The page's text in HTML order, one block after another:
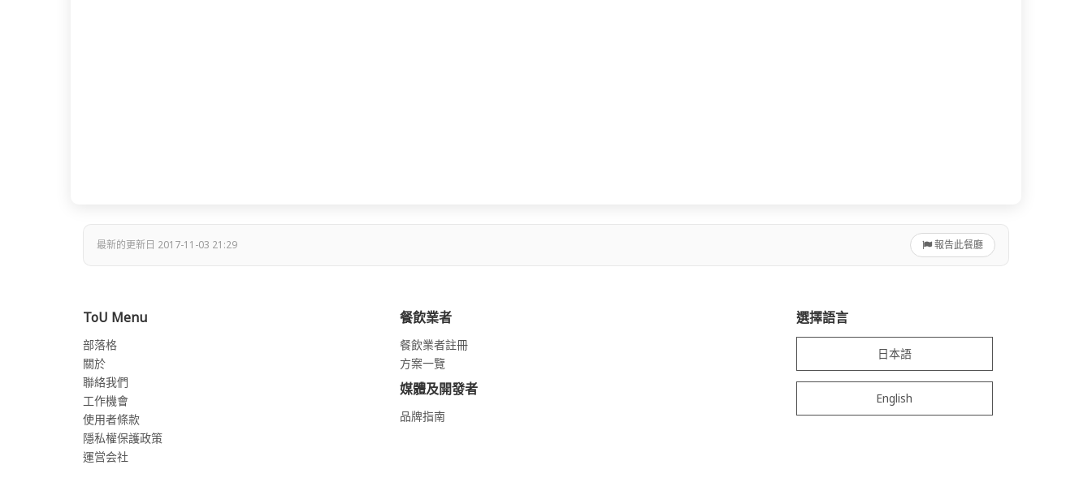
最新的更新日 2017-11-03 21:29 報告此餐廳
ToU Menu
部落格
關於
聯絡我們
工作機會
使用者條款
隱私權保護政策
運営会社
餐飲業者
餐飲業者註冊
方案一覽
媒體及開發者
品牌指南
選擇語言
日本語
English